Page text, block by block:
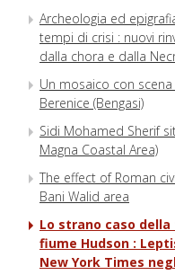
Archeologia ed
tempi di crisi : nuovi
dalla chora e dalla
Un mosaico con
Berenice (Bengasi)
Sidi Mohamed Sherif
Magna Coastal Area)
The effect of Roman
Bani Walid area
Lo strano caso
fiume Hudson :
New York Times